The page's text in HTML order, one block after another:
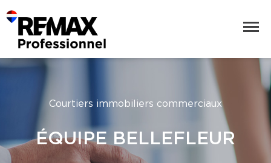
Courtiers immobiliers commerciaux
ÉQUIPE BELLEFLEUR